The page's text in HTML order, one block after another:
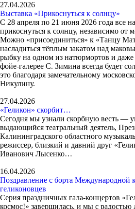
27.04.2026
Выставка «Прикоснуться к солнцу»
С 28 апреля по 21 июня 2026 года все
прикоснуться к солнцу, независимо от
Можно «присоединиться» к «Танцу
насладиться тёплым закатом над
рыбку на одном из натюрмортов и даже
фойе-галерее С. Зимина всегда будет
это благодаря замечательному
Никулину.
27.04.2026
«Геликон» скорбит…
Сегодня мы узнали скорбную весть —
выдающийся театральный деятель,
Калининградского областного
режиссер, близкий и давний друг
Иванович Лысенко…
16.04.2026
Поздравление с борта Международной
геликоновцев
Серия праздничных гала-концертов
космос!» завершилась, и мы с радостью